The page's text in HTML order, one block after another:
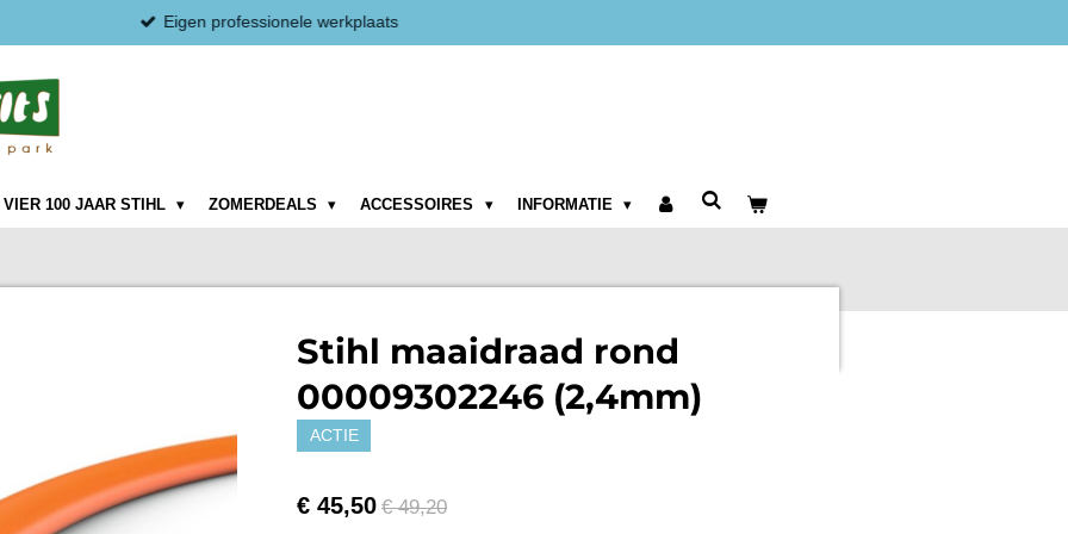
Eigen professionele werkplaats
VIER 100 JAAR STIHL ZOMERDEALS ACCESSOIRES INFORMATIE
Stihl maaidraad rond
00009302246 (2,4mm)
ACTIE
€ 45,50 € 49,20